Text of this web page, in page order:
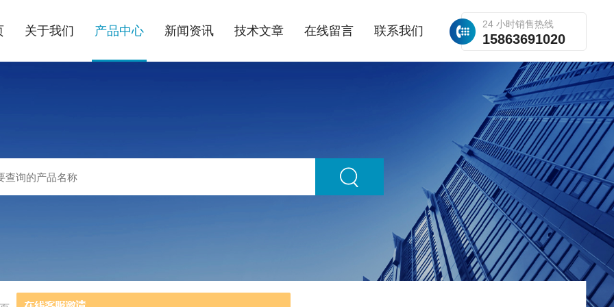
24 小时销售热线
15863691020
关于我们 产品中心 新闻资讯 技术文章 在线留言 联系我们